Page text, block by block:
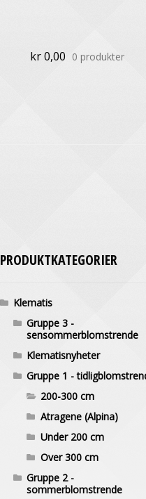
kr0,00 0 produkter
PRODUKTKATEGORIER
Klematis
Gruppe 3 -
sensommerblomstrende
Klematisnyheter
Gruppe 1 -
200-300 cm
Atragene (Alpina)
Under 200 cm
Over 300 cm
Gruppe 2 -
sommerblomstrende